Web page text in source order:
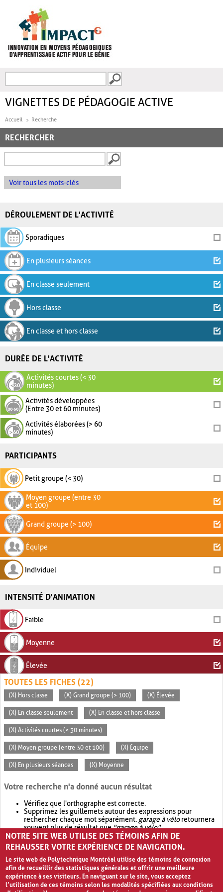
FORMULAIRE DE
VIGNETTES DE PÉDAGOGIE ACTIVE
Accueil Recherche
RECHERCHER
Voir tous les mots-clés
DÉROULEMENT DE L'ACTIVITÉ
Sporadiques
En plusieurs séances
En classe seulement
Hors classe
En classe et hors classe
DURÉE DE L'ACTIVITÉ
Activités courtes (< 30
minutes)
Activités développées
(Entre 30 et 60 minutes)
Activités élaborées (> 60
minutes)
PARTICIPANTS
Petit groupe (< 30)
Moyen groupe (entre 30
et 100)
Grand groupe (> 100)
Équipe
Individuel
INTENSITÉ D'ANIMATION
Faible
Moyenne
Élevée
TOUTES LES FICHES (22)
(X) Hors classe (X) Grand groupe (> 100) (X) Élevée
(X) En classe seulement (X) En classe et hors classe
(X) Activités courtes (< 30 minutes)
(X) Moyen groupe (entre 30 et 100) (X) Équipe
(X) En plusieurs séances (X) Moyenne
Votre recherche n'a donné aucun résultat
Vérifiez que l'orthographe est correcte.
Supprimez les guillemets autour des expressions pour
rechercher chaque mot séparément. garage à véloretournera
souvent plus de résultat que"garage à vélo".
Envisagez d'élargir votre recherche avec OR.garage OR vélo
retournera souvent plus de résultat quegarage à vélo
NOTRE SITE WEB UTILISE DES TÉMOINS AFIN DE
REHAUSSER VOTRE EXPÉRIENCE DE NAVIGATION.
Le site web de Polytechnique Montréal utilise des témoins de connexion
afin de recueillir des statistiques générales et offrir une meilleure
expérience à ses visiteurs. En naviguant sur le site, vous acceptez
l’utilisation de ces témoins selon les modalités spécifiées aux conditions